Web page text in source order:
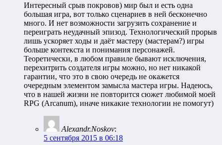
Интересный срыв покровов) мир был и есть одна
большая игра, вот только сценариев в ней бесконечно
много. И нет возможности загрузить сохранение и
переиграть неудачный эпизод. Технологический прорыв
лишь ускоряет ходы и даёт мастеру (мастерам?) игры
больше контекста и понимания персонажей.
Теоретически, в любом правиле бывают исключения,
перехитрить создателя игры можно, но нет никакой
гарантии, что это в свою очередь не окажется
очередным элементом замысла мастера игры. Надеюсь,
что в нашей жизни не повторится сюжет любимой моей
RPG (Arcanum), иначе никакие технологии не помогут)
Alexandr.Noskov:
5 сентября 2015 в 06:18